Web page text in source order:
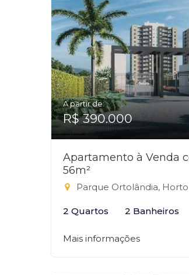
A partir de:
R$ 390.000
Apartamento à Venda
56m²
Parque Ortolândia,
2 Quartos 2 Banheiros
Mais informações